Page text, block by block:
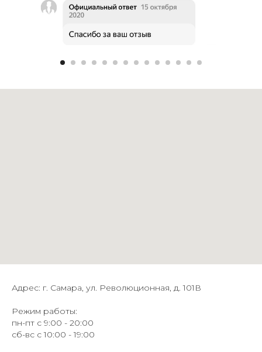
Адрес: г. Самара, ул. Революционная, д. 101В
Режим работы:
пн-пт с 9:00 - 20:00
сб-вс с 10:00 - 19:00